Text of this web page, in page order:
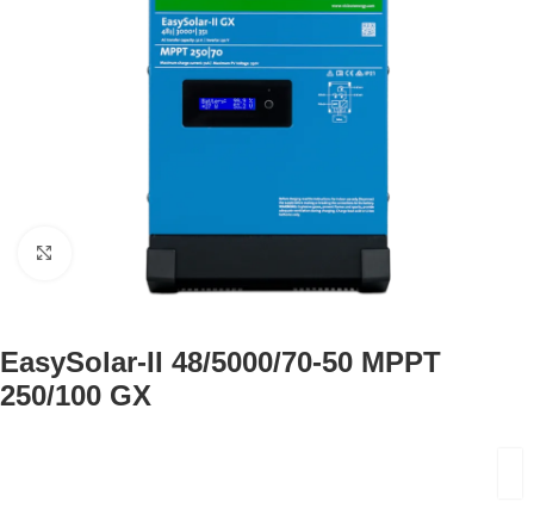
Büyütmek için tıklayın
EasySolar-II 48/5000/70-50 MPPT
250/100 GX